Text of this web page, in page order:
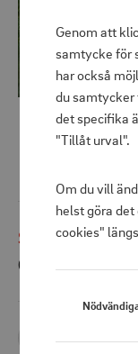
Genom att
samtycke för
har också
du
det specifika
"Tillåt urval".
Om du vill
helst göra
cookies"
Shoppris
Ord. pris